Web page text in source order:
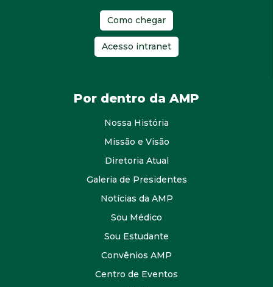
Como chegar
Acesso intranet
Por dentro da AMP
Nossa História
Missão e Visão
Diretoria Atual
Galeria de Presidentes
Notícias da AMP
Sou Médico
Sou Estudante
Convênios AMP
Centro de Eventos